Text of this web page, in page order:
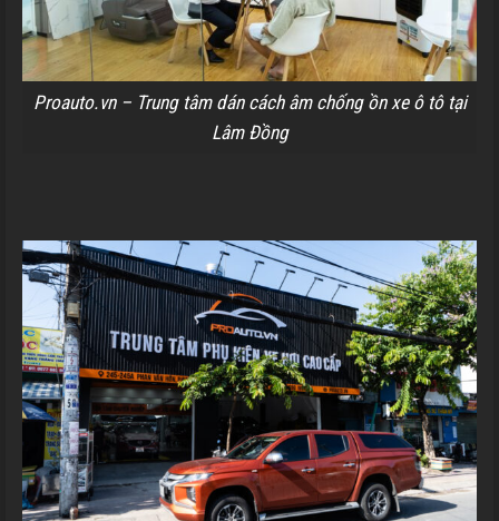
Proauto.vn – Trung tâm dán cách âm chống ồn xe ô tô tại
Lâm Đồng